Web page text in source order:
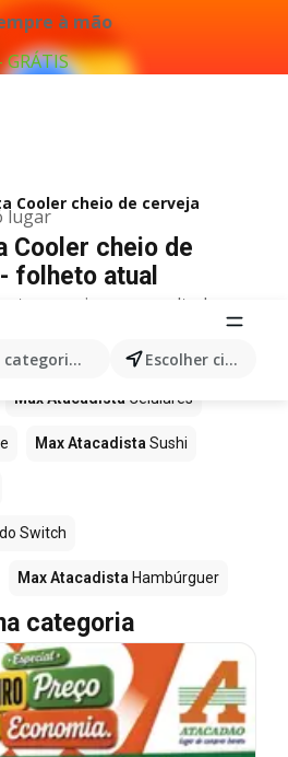
à mão
lugar
categorias,produtos... Escolher cidade
Cooler cheio de cerveja
Cooler cheio de
folheto atual
quaisquer resultados
Max Atacadista
Max Atacadista Celulares
Max Atacadista Sushi
Switch
Max Atacadista Hambúrguer
categoria